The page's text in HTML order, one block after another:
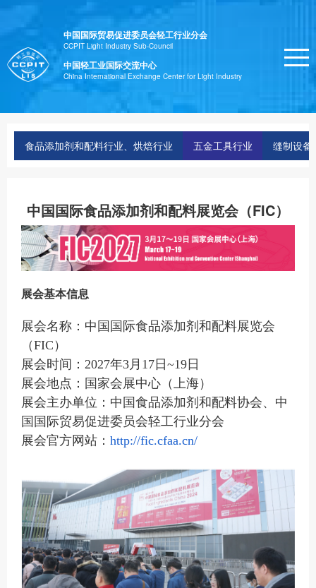
中国国际贸易促进委员会轻工行业分会
CCPIT Light Industry Sub-Council
中国轻工业国际交流中心
China International Exchange Center for Light Industry
食品添加剂和配料行业、烘焙行业 五金工具行业 缝制设备
中国国际食品添加剂和配料展览会（FIC）
展会基本信息
展会名称：中国国际食品添加剂和配料展览会
（FIC）
展会时间： 2027年3月17日~19日
展会地点：国家会展中心（上海）
展会主办单位：中国食品添加剂和配料协会、中
国国际贸易促进委员会轻工行业分会
展会官方网站： http://fic.cfaa.cn/